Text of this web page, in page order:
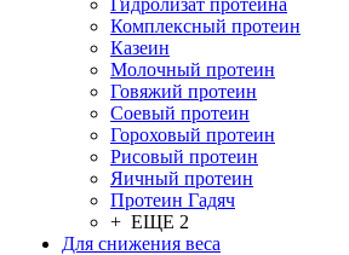
Гидролизат протеина
Комплексный протеин
Казеин
Молочный протеин
Говяжий протеин
Соевый протеин
Гороховый протеин
Рисовый протеин
Яичный протеин
Протеин Гадяч
+ ЕЩЕ 2
Для снижения веса